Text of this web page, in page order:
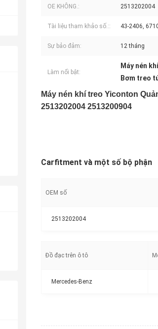
OE KHÔNG.: 2513202004
Tài liệu tham khảo số.:: 43-2406,
Sự bảo đảm: 12 tháng
Làm nổi bật:
Máy nén
Bơm treo
Máy nén khí treo Yiconton
2513202004 2513200904
Carfitment và một số bộ phận
OEM số
2513202004
Đồ đạc trên ô tô
Mercedes-Benz